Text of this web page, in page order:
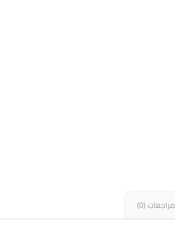
مراجعات (0)